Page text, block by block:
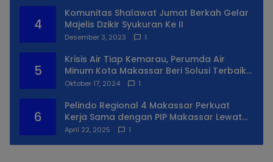
4
Komunitas Shalawat Jumat Berkah Gelar
Majelis Dzikir Syukuran Ke II
Desember 3, 2023 1
5
Krisis Air Tiap Kemarau, Perumda Air
Minum Kota Makassar Beri Solusi Terbaik
Untuk Daerah Utara Kota
Oktober 17, 2024 1
6
Pelindo Regional 4 Makassar Perkuat
Kerja Sama dengan PIP Makassar Lewat
Praktek Lapangan
April 22, 2025 1